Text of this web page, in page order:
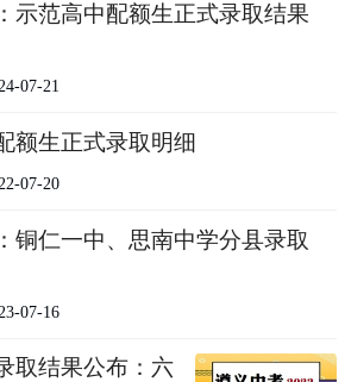
示范高中配额生正式录取结果
07-21
额生正式录取明细
07-20
铜仁一中、思南中学分县录取
07-16
取结果公布：六